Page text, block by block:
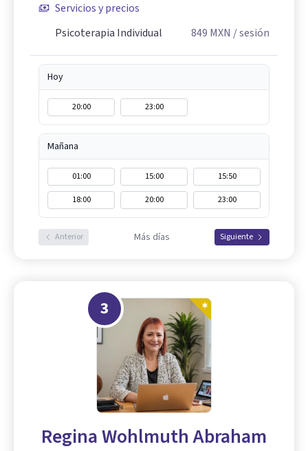
Servicios y precios
Psicoterapia Individual
849 MXN / sesión
Hoy
20:00 23:00
Mañana
01:00 15:00
15:50
18:00
20:00 23:00
Anterior Más días Siguiente
3
Regina Wohlmuth Abraham